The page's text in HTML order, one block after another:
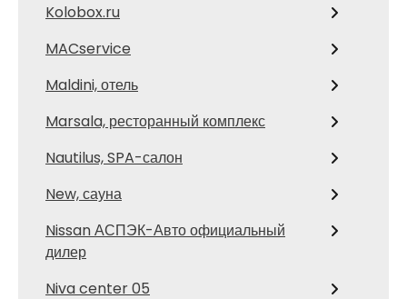
Kolobox.ru
MACservice
Maldini, отель
Marsala, ресторанный комплекс
Nautilus, SPA-салон
New, сауна
Nissan АСПЭК-Авто официальный
дилер
Niva center 05